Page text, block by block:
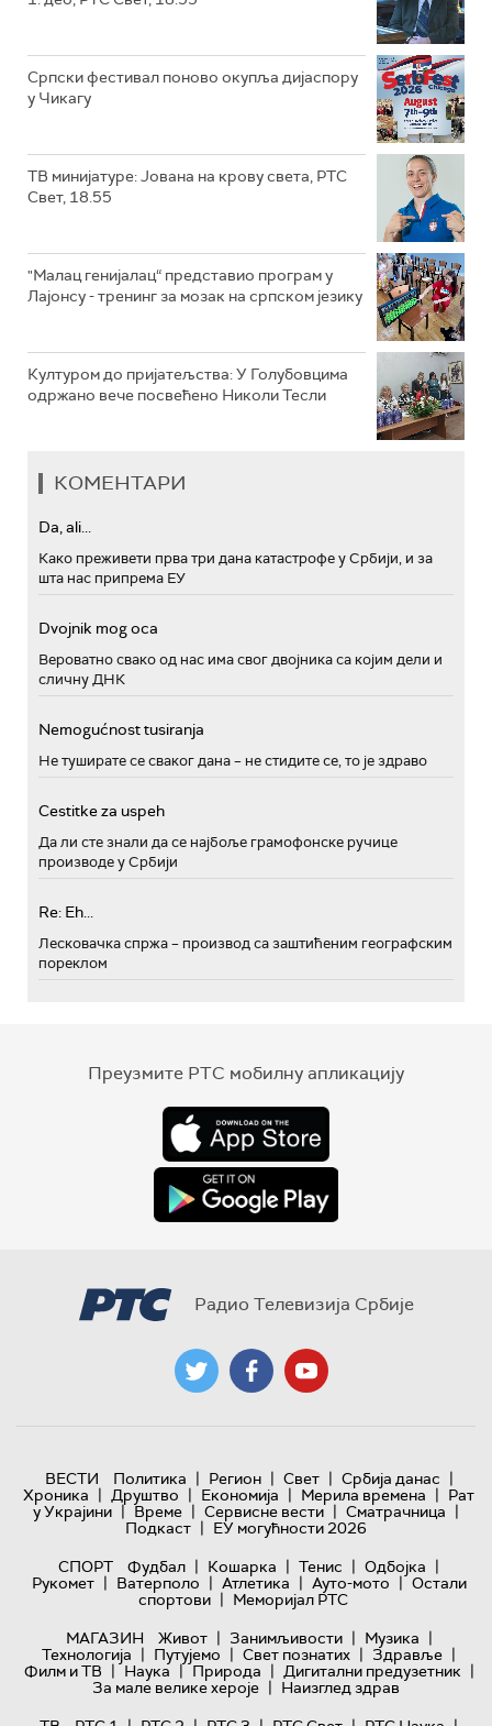
Српски фестивал поново окупља дијаспору
у Чикагу
ТВ минијатуре: Јована на крову света, РТС
Свет, 18.55
"Малац генијалац“ представио програм у
Лајонсу - тренинг за мозак на српском језику
Културом до пријатељства: У Голубовцима
одржано вече посвећено Николи Тесли
КОМЕНТАРИ
Da, ali...
Како преживети прва три дана катастрофе у Србији, и за
шта нас припрема ЕУ
Dvojnik mog oca
Вероватно свако од нас има свог двојника са којим дели и
сличну ДНК
Nemogućnost tusiranja
Не туширате се сваког дана – не стидите се, то је здраво
Cestitke za uspeh
Да ли сте знали да се најбоље грамофонске ручице
производе у Србији
Re: Eh...
Лесковачка спржа – производ са заштићеним географским
пореклом
Преузмите РТС мобилну апликацију
Радио Телевизија Србије
ВЕСТИ Политика | Регион | Свет | Србија данас |
Хроника | Друштво | Економија | Мерила времена | Рат
у Украјини | Време | Сервисне вести | Сматрачница |
Подкаст | ЕУ могућности 2026
СПОРТ
Фудбал | Кошарка | Тенис | Одбојка |
Рукомет | Ватерполо | Атлетика | Ауто-мото | Остали
спортови | Меморијал РТС
МАГАЗИН
Живот | Занимљивости | Музика |
Технологијa | Путујемо | Свет познатих | Здравље |
Филм и ТВ | Наука | Природа | Дигитални предузетник |
За мале велике хероје | Наизглед здрав